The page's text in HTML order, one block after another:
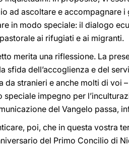
ad ascoltare e accompagnare
in modo speciale: il dialogo
ai rifugiati e ai migranti.
merita una riflessione. La
sfida dell’accoglienza e del
da stranieri e anche molti di voi
speciale impegno per
del Vangelo passa,
poi, che in questa vostra
del Primo Concilio di